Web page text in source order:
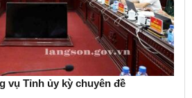
vụ Tỉnh ủy kỳ chuyên đề